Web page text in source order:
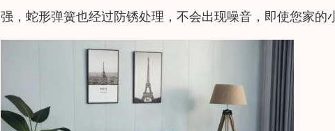
强，蛇形弹簧也经过防锈处理，不会出现噪音，即使您家的